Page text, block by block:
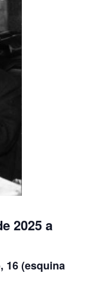
2025 a
16 (esquina